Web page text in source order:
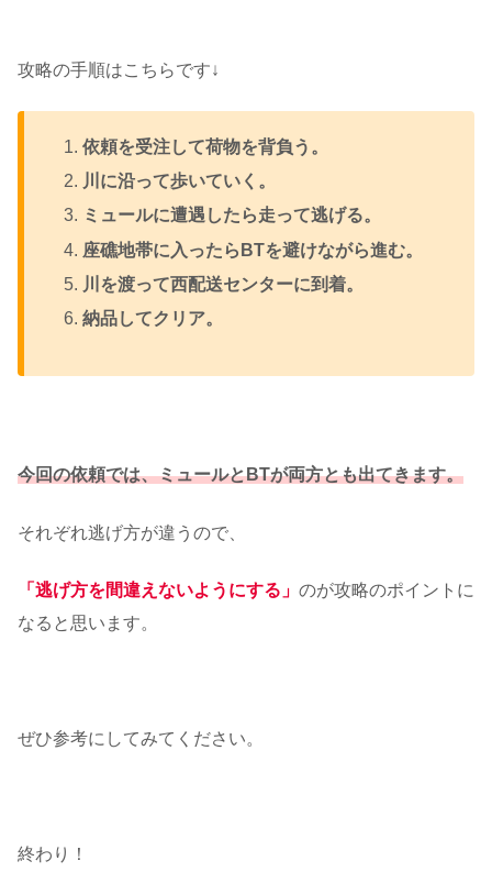
攻略の手順はこちらです↓
依頼を受注して荷物を背負う。
川に沿って歩いていく。
ミュールに遭遇したら走って逃げる。
座礁地帯に入ったらBTを避けながら進む。
川を渡って西配送センターに到着。
納品してクリア。
今回の依頼では、ミュールとBTが両方とも出てきます。
それぞれ逃げ方が違うので、
「逃げ方を間違えないようにする」 のが攻略のポイントに
なると思います。
ぜひ参考にしてみてください。
終わり！